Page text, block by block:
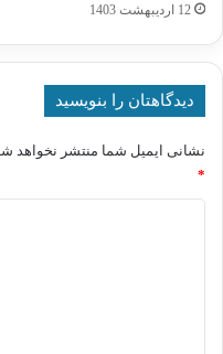
12 اردیبهشت 1403
دیدگاهتان را بنویسید
نشانی ایمیل شما منتشر نخواهد
*